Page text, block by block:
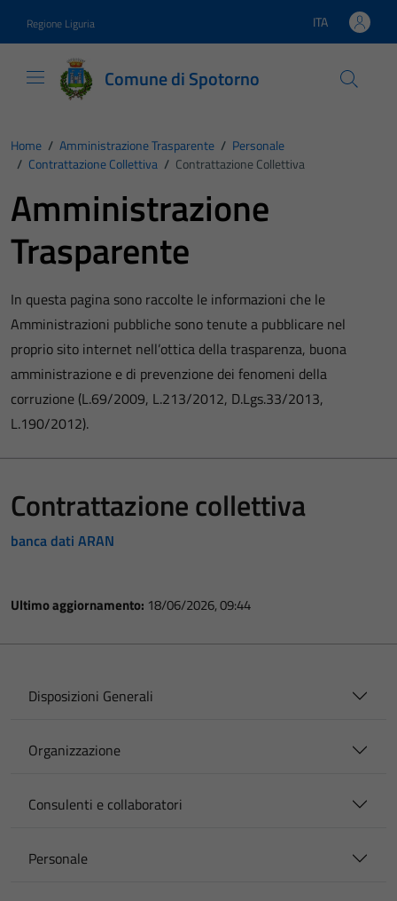
Regione Liguria Lingua attiva:
ITA
Comune di Spotorno
Home / Amministrazione Trasparente / Personale
/ Contrattazione Collettiva / Contrattazione Collettiva
Amministrazione
Trasparente
In questa pagina sono raccolte le informazioni che le
Amministrazioni pubbliche sono tenute a pubblicare nel
proprio sito internet nell’ottica della trasparenza, buona
amministrazione e di prevenzione dei fenomeni della
corruzione (L.69/2009, L.213/2012, D.Lgs.33/2013,
L.190/2012).
Contrattazione collettiva
banca dati ARAN
Ultimo aggiornamento: 18/06/2026, 09:44
Disposizioni Generali
Organizzazione
Consulenti e collaboratori
Personale